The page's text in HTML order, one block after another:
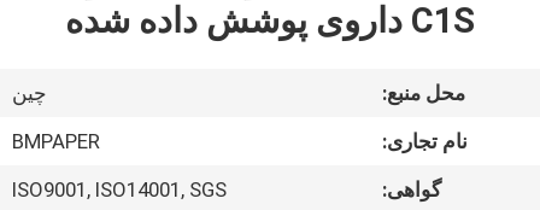
محصولات
درباره
C1S داروی پوشش داده شده
محل منبع:
چین
نام تجاری:
BMPAPER
گواهی:
ISO9001, ISO14001, SGS